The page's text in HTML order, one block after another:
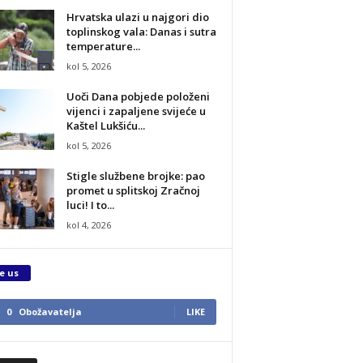
Hrvatska ulazi u najgori dio
toplinskog vala: Danas i sutra
temperature...
kol 5, 2026
Uoči Dana pobjede položeni
vijenci i zapaljene svijeće u
Kaštel Lukšiću...
kol 5, 2026
Stigle službene brojke: pao
promet u splitskoj Zračnoj
luci! I to...
kol 4, 2026
us
0 Obožavatelja LIKE